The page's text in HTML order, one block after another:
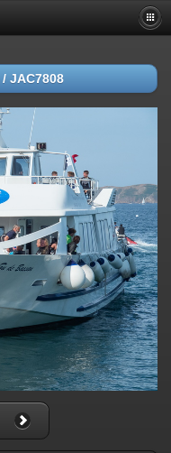
/ JAC7808